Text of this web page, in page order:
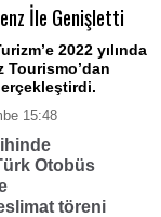
İle Genişletti
2022 yılında
Tourismo’dan
15:48
Otobüs
töreni